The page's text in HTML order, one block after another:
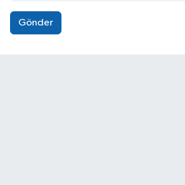
Gönder